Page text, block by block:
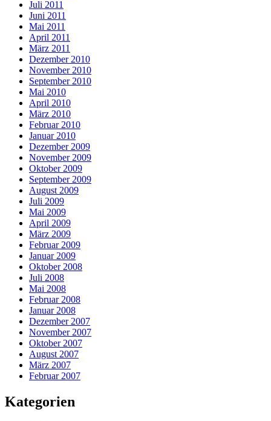
Juli 2011
Juni 2011
Mai 2011
April 2011
März 2011
Dezember 2010
November 2010
September 2010
Mai 2010
April 2010
März 2010
Februar 2010
Januar 2010
Dezember 2009
November 2009
Oktober 2009
September 2009
August 2009
Juli 2009
Mai 2009
April 2009
März 2009
Februar 2009
Januar 2009
Oktober 2008
Juli 2008
Mai 2008
Februar 2008
Januar 2008
Dezember 2007
November 2007
Oktober 2007
August 2007
März 2007
Februar 2007
Kategorien